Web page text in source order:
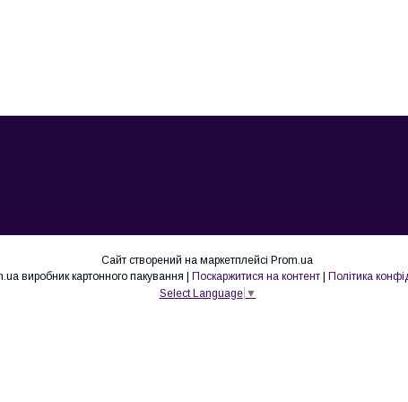
Сайт створений на маркетплейсі Prom.ua
Lovepak.in.ua виробник картонного пакування | Поскаржитися на контент | Політика
Select Language ▼